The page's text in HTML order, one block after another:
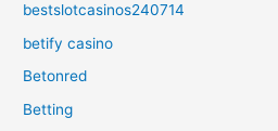
bestslotcasinos240714
betify casino
Betonred
Betting